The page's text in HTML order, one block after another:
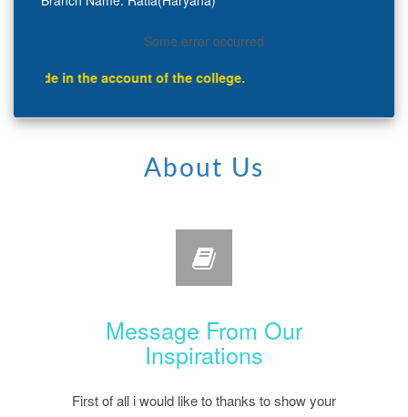
Some error occurred
account of the college.
About Us
Message From Our
Inspirations
First of all i would like to thanks to show your